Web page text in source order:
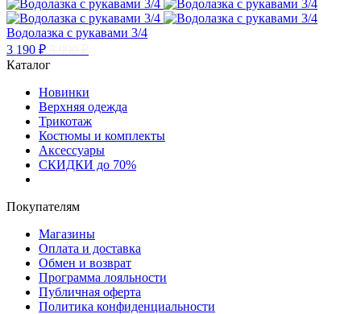
Водолазка с рукавами 3/4
3 190 ₽
Каталог
Новинки
Верхняя одежда
Трикотаж
Костюмы и комплекты
Аксессуары
СКИДКИ до 70%
Покупателям
Магазины
Оплата и доставка
Обмен и возврат
Программа лояльности
Публичная оферта
Политика конфиденциальности